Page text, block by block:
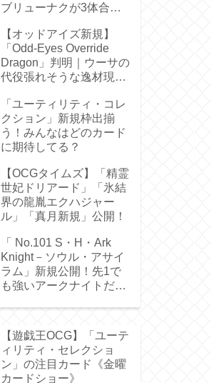
ブリューナクが3体合
【オッドアイズ新規】
「Odd-Eyes Override
Dragon」判明｜ウーサの
代役張れそうな逸材現
「ユーティリティ・コレ
クション」新規枠出揃
う！みんなはどのカード
に期待してる？
【OCGタイムズ】「精霊
世妃ドリアード」「氷結
界の龍胤エクハジャー
ル」「真月新規」公開！
「 No.101 S・H・Ark
Knight－ソウル・アサイ
ラム」新規公開！先1で
も強いアークナイトだ
【遊戯王OCG】「ユーテ
ィリティ・セレクショ
ン」の注目カード《金曜
カードショー》